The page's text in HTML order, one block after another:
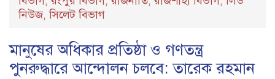
নিউজ,সিলেট বিভাগ
মানুষের অধিকার প্রতিষ্ঠা ও গণতন্ত্র
পুনরুদ্ধারে আন্দোলন চলবে: তারেক রহমান